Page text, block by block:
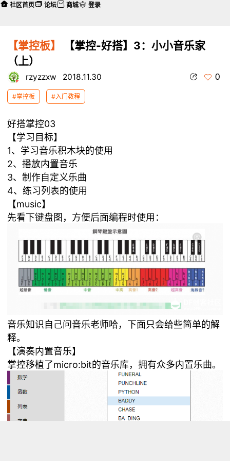
【掌控板】
【掌控-好搭】3：小小音乐家
（上）
rzyzzxw 2018.11.30 0
#掌控板 #入门教程
好搭掌控03
【学习目标】
1、学习音乐积木块的使用
2、播放内置音乐
3、制作自定义乐曲
4、练习列表的使用
【music】
先看下键盘图，方便后面编程时使用：
音乐知识自己问音乐老师哈，下面只会给些简单的解
释。
【演奏内置音乐】
掌控移植了micro:bit的音乐库，拥有众多内置乐曲。
社区首页 论坛 商城 登录